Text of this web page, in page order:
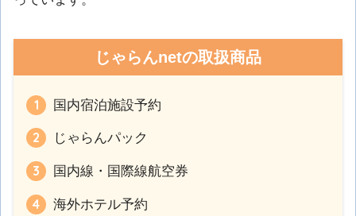
じゃらんnetの取扱商品
国内宿泊施設予約
じゃらんパック
国内線・国際線航空券
海外ホテル予約